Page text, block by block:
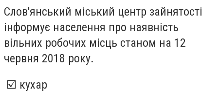
Слов'янський міський центр зайнятості
інформує населення про наявність
вільних робочих місць станом на 12
червня 2018 року.
☑️ кухар